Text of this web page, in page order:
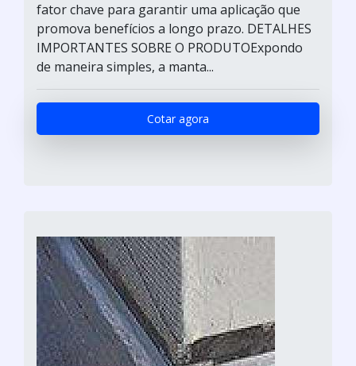
fator chave para garantir uma aplicação que
promova benefícios a longo prazo. DETALHES
IMPORTANTES SOBRE O PRODUTOExpondo
de maneira simples, a manta...
Cotar agora